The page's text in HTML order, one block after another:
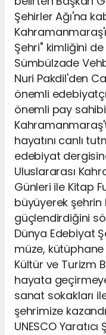
Şehirler Ağı'na
Şehri" kimliğini de
Sümbülzade
Nuri Pakdil'den
önemli
önemli pay
hayatını canlı
edebiyat
Uluslararası
Günleri ile Kitap
büyüyerek şehrin
güçlendirdiğini
Dünya Edebiyat
müze,
Kültür ve Turizm
hayata
sanat sokakları
şehrimize
UNESCO